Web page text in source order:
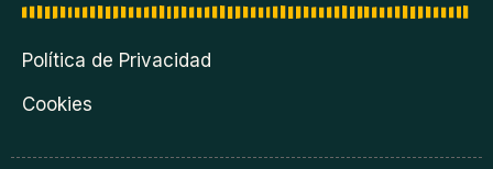
Política de Privacidad
Cookies